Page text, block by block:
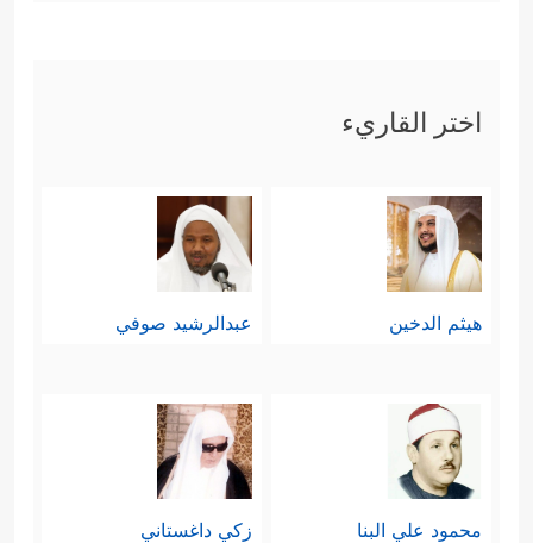
اختر القاريء
هيثم الدخين عبدالرشيد صوفي
محمود علي البنا زكي داغستاني